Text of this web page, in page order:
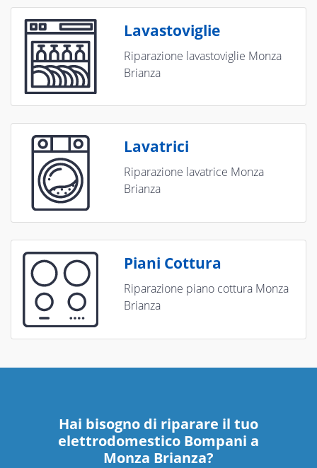
Lavastoviglie
Riparazione lavastoviglie Monza
Brianza
Lavatrici
Riparazione lavatrice Monza
Brianza
Piani Cottura
Riparazione piano cottura Monza
Brianza
Hai bisogno di riparare il tuo
elettrodomestico Bompani a
Monza Brianza?